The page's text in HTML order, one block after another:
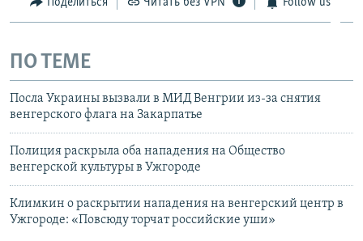
ПО ТЕМЕ
Посла Украины вызвали в МИД Венгрии из-за снятия
венгерского флага на Закарпатье
Полиция раскрыла оба нападения на Общество
венгерской культуры в Ужгороде
Климкин о раскрытии нападения на венгерский центр в
Ужгороде: «Повсюду торчат российские уши»